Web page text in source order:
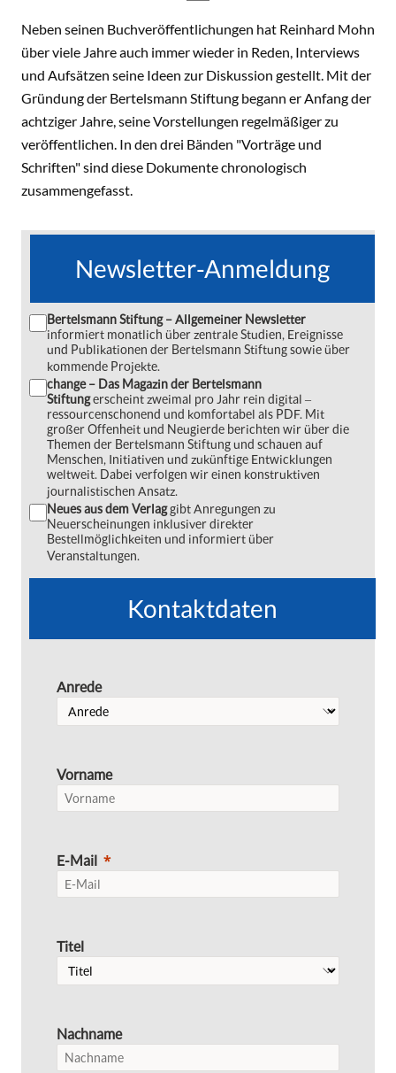
Neben seinen Buchveröffentlichungen hat Reinhard Mohn
über viele Jahre auch immer wieder in Reden, Interviews
und Aufsätzen seine Ideen zur Diskussion gestellt. Mit der
Gründung der Bertelsmann Stiftung begann er Anfang der
achtziger Jahre, seine Vorstellungen regelmäßiger zu
veröffentlichen. In den drei Bänden "Vorträge und
Schriften" sind diese Dokumente chronologisch
zusammengefasst.
Newsletter-Anmeldung
Bertelsmann Stiftung – Allgemeiner Newsletter
informiert monatlich über zentrale Studien, Ereignisse
und Publikationen der Bertelsmann Stiftung sowie über
kommende Projekte.
change – Das Magazin der Bertelsmann
Stiftungerscheint zweimal pro Jahr rein digital ‒
ressourcenschonend und komfortabel als PDF. Mit
großer Offenheit und Neugierde berichten wir über die
Themen der Bertelsmann Stiftung und schauen auf
Menschen, Initiativen und zukünftige Entwicklungen
weltweit. Dabei verfolgen wir einen konstruktiven
journalistischen Ansatz.
Neues aus dem Verlaggibt Anregungen zu
Neuerscheinungen inklusiver direkter
Bestellmöglichkeiten und informiert über
Veranstaltungen.
Kontaktdaten
Anrede
Vorname
E-Mail
Titel
Nachname